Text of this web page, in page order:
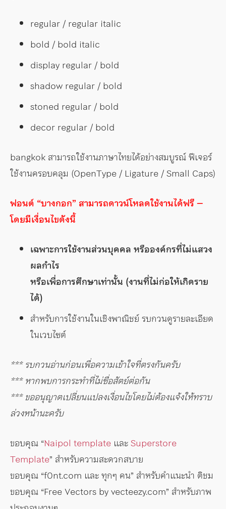
regular / regular italic
bold / bold italic
display regular / bold
shadow regular / bold
stoned regular / bold
decor regular / bold
bangkok สามารถใช้งานภาษาไทยได้อย่างสมบูรณ์ ฟีเจอร์
ใช้งานครอบคลุม (OpenType / Ligature / Small Caps)
ฟอนต์ “บางกอก” สามารถดาวน์โหลดใช้งานได้ฟรี –
โดยมีเงื่อนไขดังนี้
เฉพาะการใช้งานส่วนบุคคล หรือองค์กรที่ไม่แสวง
ผลกำไร
หรือเพื่อการศึกษาเท่านั้น (งานที่ไม่ก่อให้เกิดราย
ได้)
สำหรับการใช้งานในเชิงพาณิชย์ รบกวนดูรายละเอียด
ในเวบไซต์
*** รบกวนอ่านก่อนเพื่อความเข้าใจที่ตรงกันครับ
*** หากพบการกระทำที่ไม่ซื่อสัตย์ต่อกัน
*** ขออนุญาตเปลี่ยนแปลงเงื่อนไขโดยไม่ต้องแจ้งให้ทราบ
ล่วงหน้านะครับ
ขอบคุณ “Naipol template และSuperstore
Template” สำหรับความสะดวกสบาย
ขอบคุณ “f0nt.com และ ทุกๆ คน” สำหรับคำแนะนำ ติชม
ขอบคุณ “Free Vectors by vecteezy.com” สำหรับภาพ